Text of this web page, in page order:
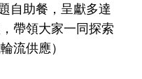
自助餐，呈獻多達
帶領大家一同探索
流供應）